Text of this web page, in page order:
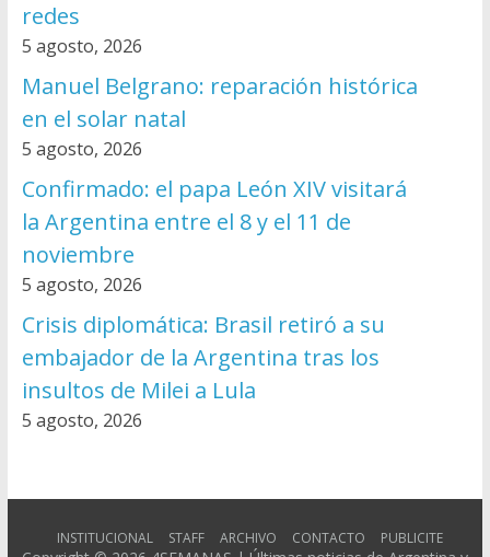
redes
5 agosto, 2026
Manuel Belgrano: reparación histórica
en el solar natal
5 agosto, 2026
Confirmado: el papa León XIV visitará
la Argentina entre el 8 y el 11 de
noviembre
5 agosto, 2026
Crisis diplomática: Brasil retiró a su
embajador de la Argentina tras los
insultos de Milei a Lula
5 agosto, 2026
INSTITUCIONAL STAFF ARCHIVO CONTACTO PUBLICITE